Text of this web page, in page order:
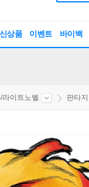
신상품 이벤트 바이백
라이트노벨 판타지